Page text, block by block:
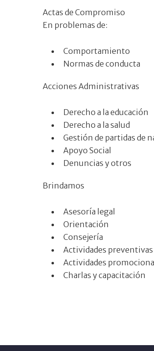
Actas de Compromiso
En problemas de:
Comportamiento
Normas de conducta
Acciones Administrativas
Derecho a la educación
Derecho a la salud
Gestión de partidas de
Apoyo Social
Denuncias y otros
Brindamos
Asesoría legal
Orientación
Consejería
Actividades preventivas
Actividades
Charlas y capacitación